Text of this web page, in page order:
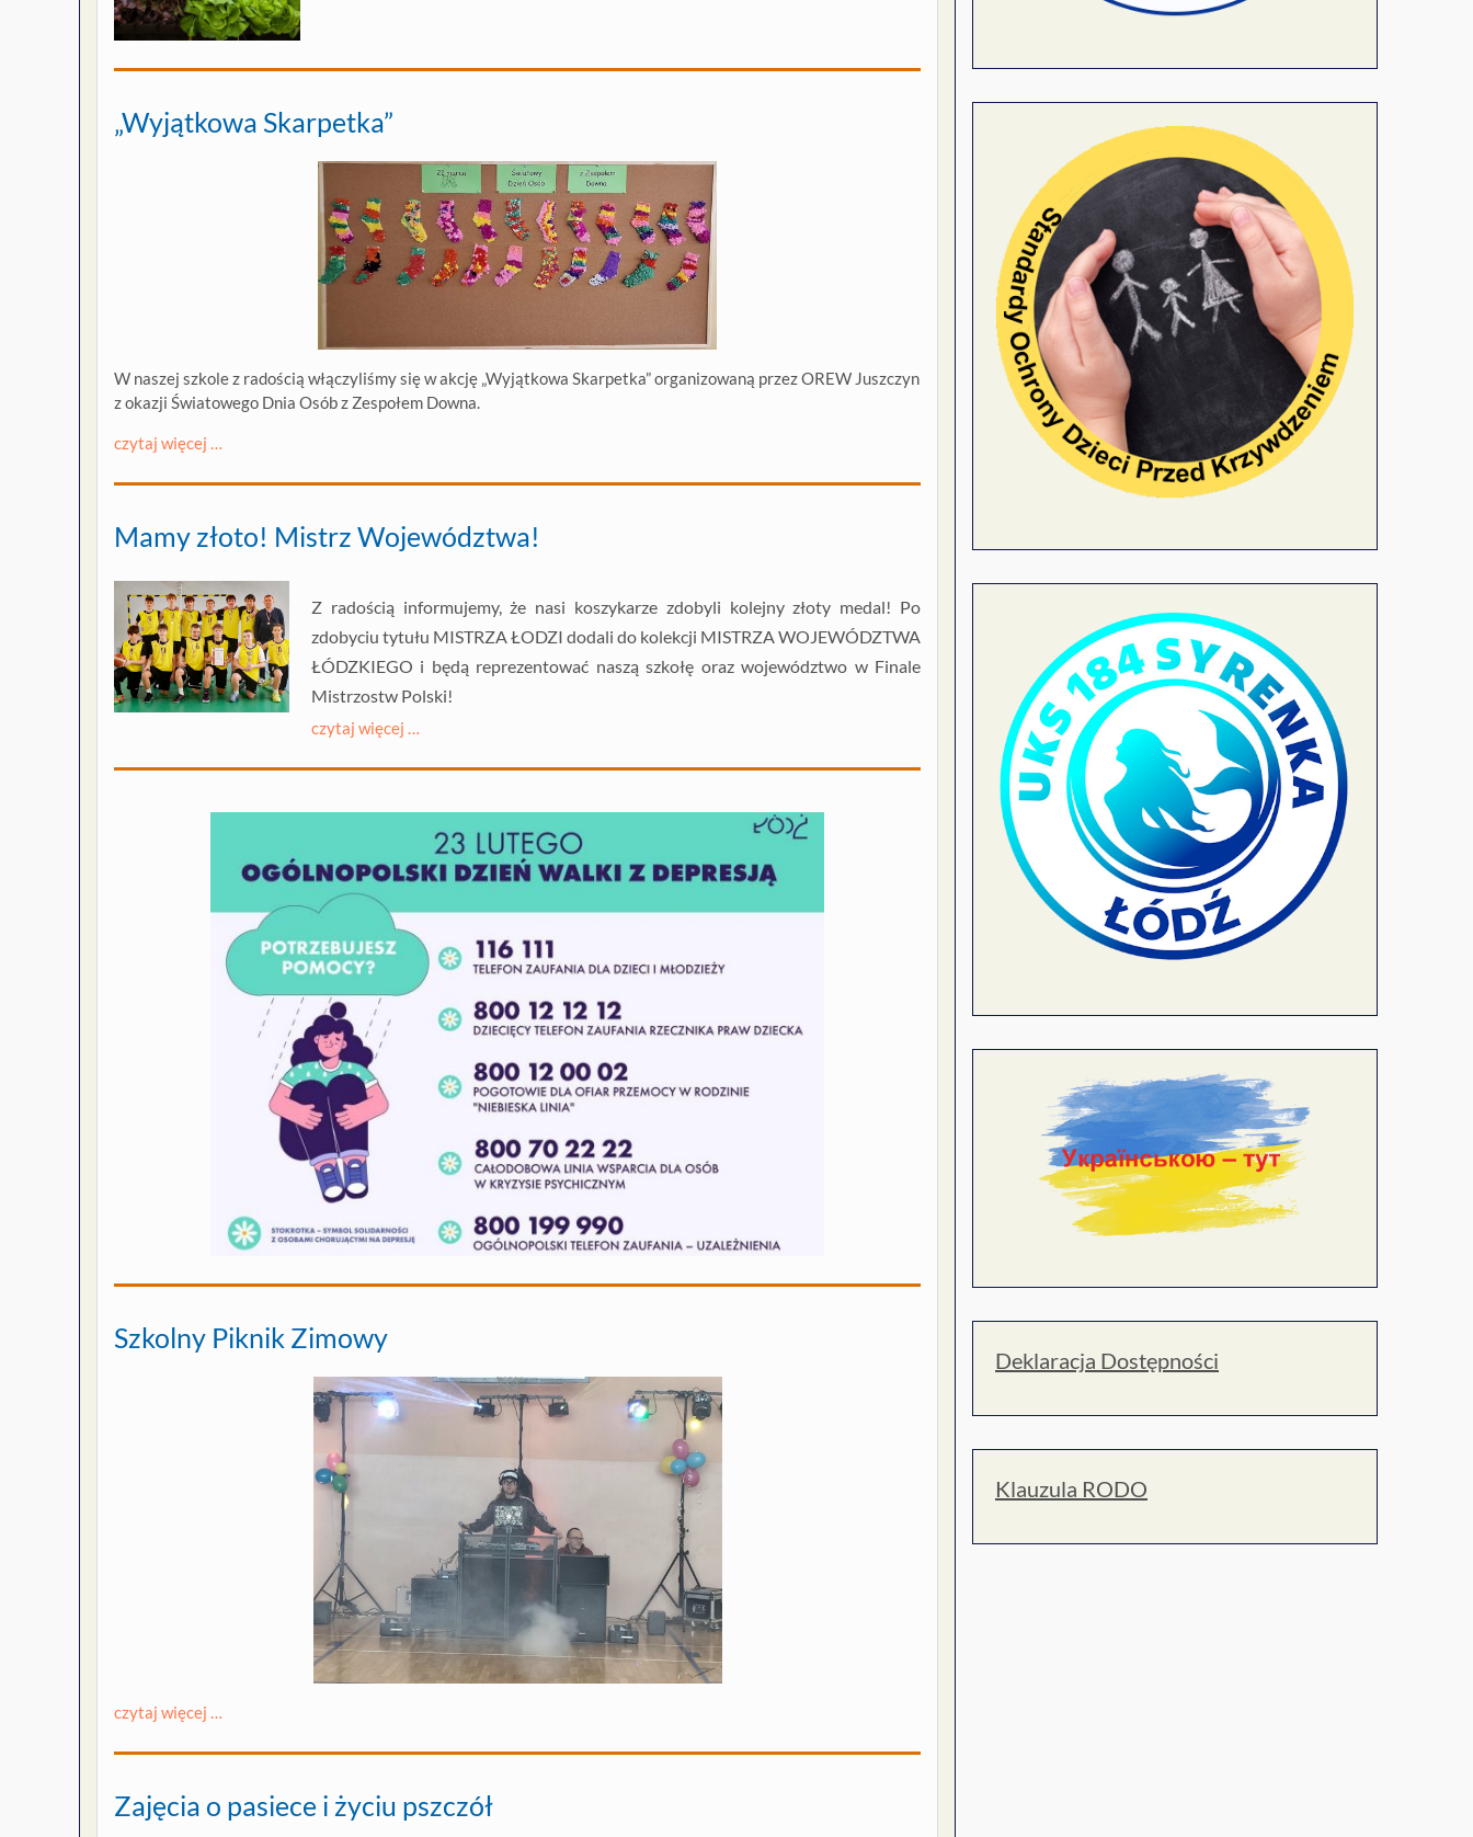
„Wyjątkowa Skarpetka”
W naszej szkole z radością włączyliśmy się w akcję „Wyjątkowa Skarpetka” organizowaną przez OREW Juszczyn
z okazji Światowego Dnia Osób z Zespołem Downa.
czytaj więcej …
Mamy złoto! Mistrz Województwa!
Z radością informujemy, że nasi koszykarze zdobyli kolejny złoty medal! Po
zdobyciu tytułu MISTRZA ŁODZI dodali do kolekcji MISTRZA WOJEWÓDZTWA
ŁÓDZKIEGO i będą reprezentować naszą szkołę oraz województwo w Finale
Mistrzostw Polski!
czytaj więcej …
Szkolny Piknik Zimowy
czytaj więcej …
Zajęcia o pasiece i życiu pszczół
Deklaracja Dostępności
Klauzula RODO